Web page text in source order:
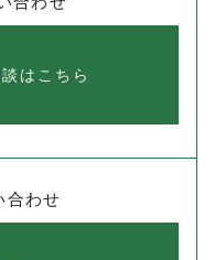
はこちら
合わせ